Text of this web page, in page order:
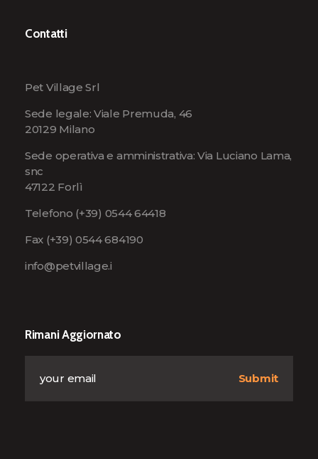
Contatti
Pet Village Srl
Sede legale: Viale Premuda, 46
20129 Milano
Sede operativa e amministrativa: Via Luciano Lama,
snc
47122 Forlì
Telefono (+39) 0544 64418
Fax (+39) 0544 684190
info@petvillage.i
Rimani Aggiornato